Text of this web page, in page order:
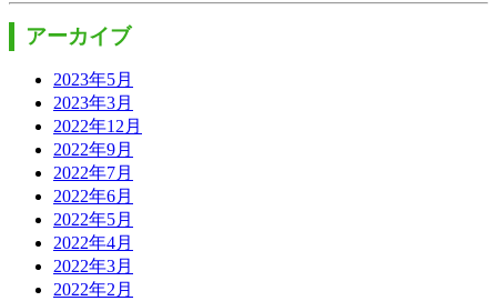
アーカイブ
2023年5月
2023年3月
2022年12月
2022年9月
2022年7月
2022年6月
2022年5月
2022年4月
2022年3月
2022年2月